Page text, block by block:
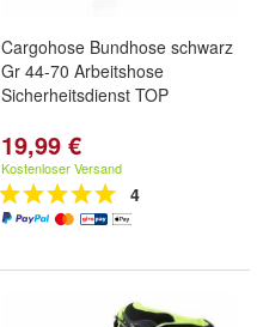
Cargohose Bundhose schwarz
Gr 44-70 Arbeitshose
Sicherheitsdienst TOP
19,99 €
Kostenloser Versand
4